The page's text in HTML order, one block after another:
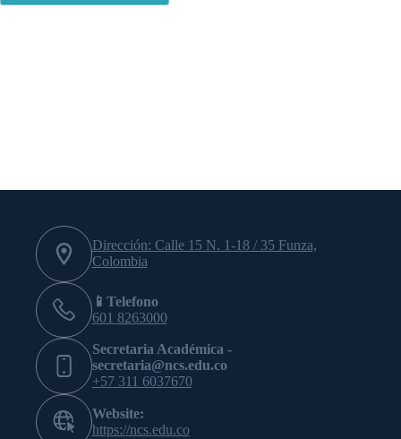
Dirección: Calle 15 N. 1-18 / 35 Funza,
Colombia
📱Telefono
601 8263000
Secretaria Académica -
secretaria@ncs.edu.co
+57 311 6037670
Website:
https://ncs.edu.co